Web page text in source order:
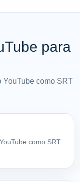
para
YouTube como SRT
como SRT